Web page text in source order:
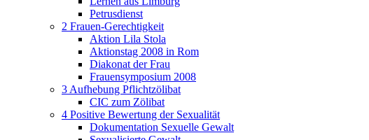
Petrusdienst
2 Frauen-Gerechtigkeit
Aktion Lila Stola
Aktionstag 2008 in Rom
Diakonat der Frau
Frauensymposium 2008
3 Aufhebung Pflichtzölibat
CIC zum Zölibat
4 Positive Bewertung der Sexualität
Dokumentation Sexuelle Gewalt